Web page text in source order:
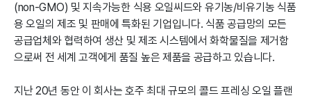
(non-GMO) 및 지속가능한 식용 오일씨드와 유기농/비유기농 식품
용 오일의 제조 및 판매에 특화된 기업입니다. 식품 공급망의 모든
공급업체와 협력하여 생산 및 제조 시스템에서 화학물질을 제거함
으로써 전 세계 고객에게 품질 높은 제품을 공급하고 있습니다.
지난 20년 동안 이 회사는 호주 최대 규모의 콜드 프레싱 오일 플랜